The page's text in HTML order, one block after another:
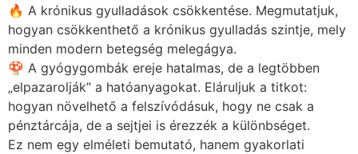
🔥 A krónikus gyulladások csökkentése. Megmutatjuk,
hogyan csökkenthető a krónikus gyulladás szintje, mely
minden modern betegség melegágya.
🍄 A gyógygombák ereje hatalmas, de a legtöbben
„elpazarolják” a hatóanyagokat. Eláruljuk a titkot:
hogyan növelhető a felszívódásuk, hogy ne csak a
pénztárcája, de a sejtjei is érezzék a különbséget.
Ez nem egy elméleti bemutató, hanem gyakorlati